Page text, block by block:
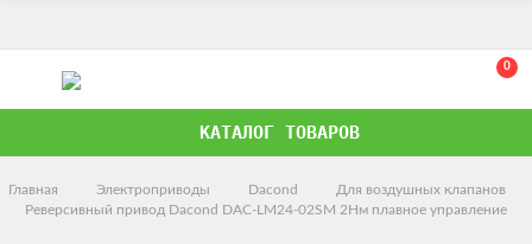
0
КАТАЛОГ ТОВАРОВ
Главная Электроприводы Dacond
Для воздушных клапанов
Реверсивный привод Dacond DAC-LM24-02SM 2Нм плавное управление